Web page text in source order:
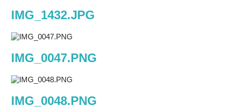
IMG_1432.JPG
IMG_0047.PNG
IMG_0048.PNG